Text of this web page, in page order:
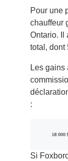
Pour une
chauffeur
Ontario. Il
total, dont
Les gains
:
Si